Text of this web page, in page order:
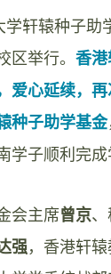
学轩辕种子助
区举行。 香港
爱心延续，
种子助学基金
学子顺利完成
会主席曾京、
强，香港轩